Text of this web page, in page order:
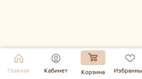
Главная Кабинет Корзина